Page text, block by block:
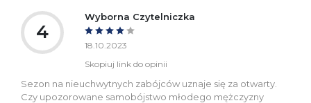
4
Wyborna Czytelniczka
18.10.2023
Skopiuj link do opinii
Sezon na nieuchwytnych zabójców uznaje się za otwarty.
Czy upozorowane samobójstwo młodego mężczyzny